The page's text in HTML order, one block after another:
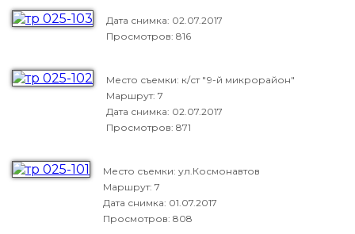
Дата снимка: 02.07.2017
Просмотров: 816
Место съемки: к/ст "9-й микрорайон"
Маршрут: 7
Дата снимка: 02.07.2017
Просмотров: 871
Место съемки: ул.Космонавтов
Маршрут: 7
Дата снимка: 01.07.2017
Просмотров: 808